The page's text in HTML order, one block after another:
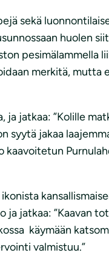
sekä
huolen
pesimälammella
merkitä, mutta
ja jatkaa: ”Kolille
syytä jakaa
kaavoitetun
ja jatkaa: ”Kaavan
käymään
valmistuu.”